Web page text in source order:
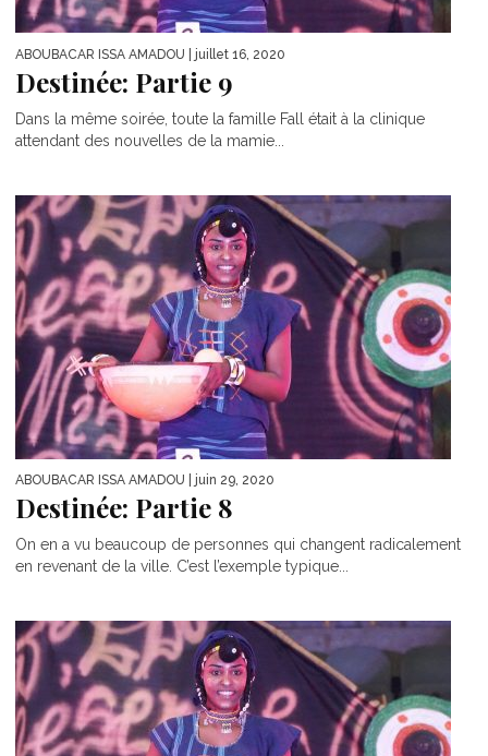
ABOUBACAR ISSA AMADOU | juillet 16, 2020
Destinée: Partie 9
Dans la même soirée, toute la famille Fall était à la clinique
attendant des nouvelles de la mamie...
ABOUBACAR ISSA AMADOU | juin 29, 2020
Destinée: Partie 8
On en a vu beaucoup de personnes qui changent radicalement
en revenant de la ville. C’est l’exemple typique...